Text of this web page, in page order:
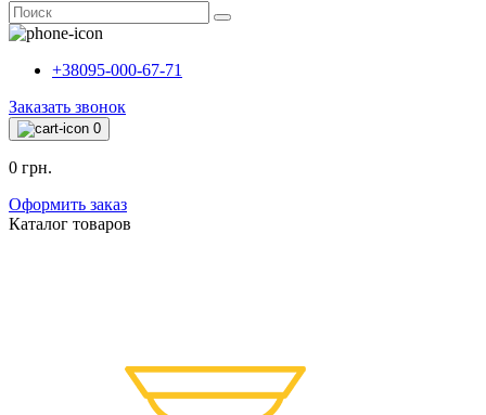
+38095-000-67-71
Заказать звонок
0
0 грн.
Оформить заказ
Каталог товаров